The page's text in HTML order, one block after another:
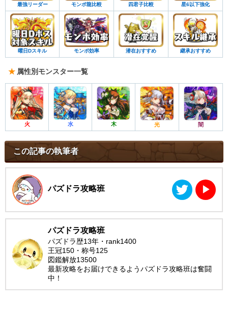
最強リーダー モンポ龍比較 四君子比較 星6以下強化
曜日Dスキル モンポ効率 潜在おすすめ 継承おすすめ
属性別モンスター一覧
火 水 木 光 闇
この記事の執筆者
パズドラ攻略班 ▶︎
パズドラ攻略班
パズドラ歴13年・rank1400
王冠150・称号125
図鑑解放13500
最新攻略をお届けできるようパズドラ攻略班は奮闘
中！